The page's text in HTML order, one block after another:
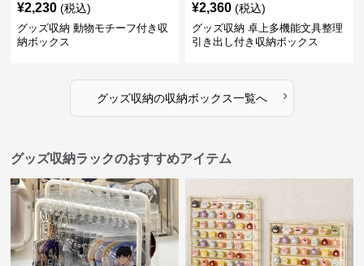
¥2,230 (税込)
グッズ収納 動物モチーフ付き収
納ボックス
¥2,360 (税込)
グッズ収納 卓上多機能文具整理
引き出し付き収納ボックス
グッズ収納の収納ボックス一覧へ ›
グッズ収納ラックのおすすめアイテム